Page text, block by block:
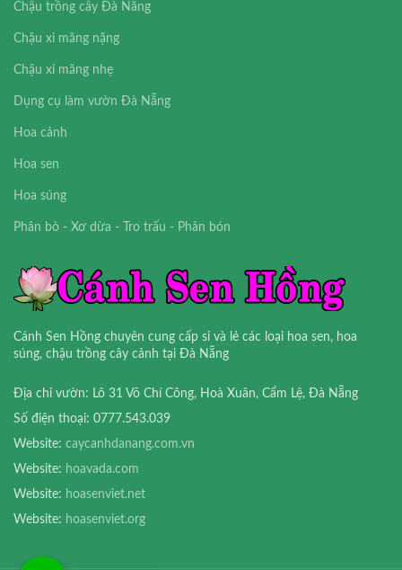
Chậu trồng cây Đà Nẵng
Chậu xi măng nặng
Chậu xi măng nhẹ
Dụng cụ làm vườn Đà Nẵng
Hoa cảnh
Hoa sen
Hoa súng
Phân bò - Xơ dừa - Tro trấu - Phân bón
Cánh Sen Hồng chuyên cung cấp sỉ và lẻ các loại hoa sen, hoa
súng, chậu trồng cây cảnh tại Đà Nẵng
Địa chỉ vườn: Lô 31 Võ Chí Công, Hoà Xuân, Cẩm Lệ, Đà Nẵng
Số điện thoại: 0777.543.039
Website: caycanhdanang.com.vn
Website: hoavada.com
Website: hoasenviet.net
Website: hoasenviet.org